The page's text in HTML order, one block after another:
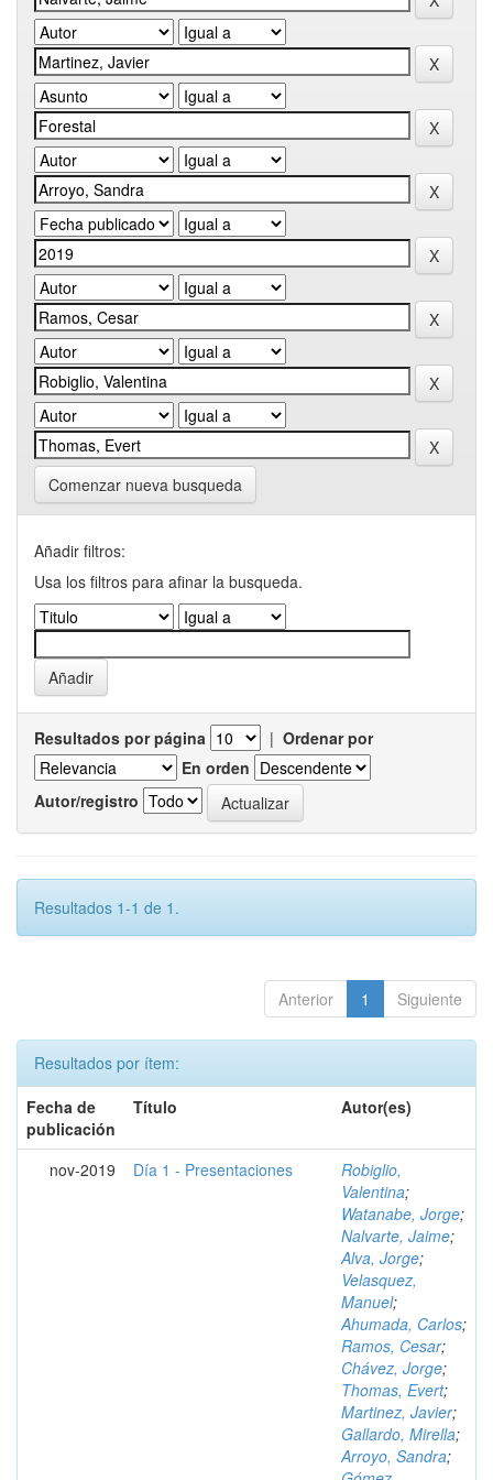
Comenzar nueva busqueda
Añadir filtros:
Usa los filtros para afinar la busqueda.
Resultados por página | Ordenar por
En orden
Autor/registro
Resultados 1-1 de 1.
Anterior 1 Siguiente
Resultados por ítem:
Fecha de
publicación
Título Autor(es)
nov-2019 Día 1 - Presentaciones
Robiglio,
Valentina;
Watanabe, Jorge;
Nalvarte, Jaime;
Alva, Jorge;
Velasquez,
Manuel;
Ahumada, Carlos;
Ramos, Cesar;
Chávez, Jorge;
Thomas, Evert;
Martinez, Javier;
Gallardo, Mirella;
Arroyo, Sandra;